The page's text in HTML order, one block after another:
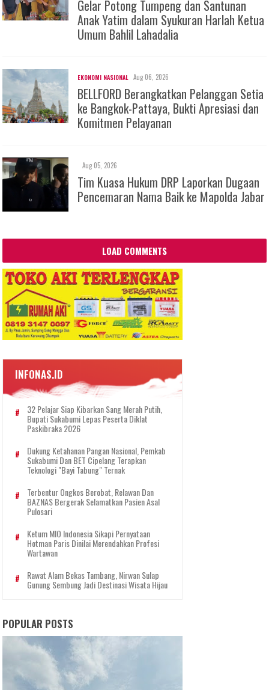
Gelar Potong Tumpeng dan Santunan
Anak Yatim dalam Syukuran Harlah Ketua
Umum Bahlil Lahadalia
EKONOMI NASIONAL Aug 06, 2026
BELLFORD Berangkatkan Pelanggan Setia
ke Bangkok-Pattaya, Bukti Apresiasi dan
Komitmen Pelayanan
Aug 05, 2026
Tim Kuasa Hukum DRP Laporkan Dugaan
Pencemaran Nama Baik ke Mapolda Jabar
LOAD COMMENTS
INFONAS.ID
32 Pelajar Siap Kibarkan Sang Merah Putih,
Bupati Sukabumi Lepas Peserta Diklat
Paskibraka 2026
Dukung Ketahanan Pangan Nasional, Pemkab
Sukabumi Dan BET Cipelang Terapkan
Teknologi "Bayi Tabung" Ternak
Terbentur Ongkos Berobat, Relawan Dan
BAZNAS Bergerak Selamatkan Pasien Asal
Pulosari
Ketum MIO Indonesia Sikapi Pernyataan
Hotman Paris Dinilai Merendahkan Profesi
Wartawan
Rawat Alam Bekas Tambang, Nirwan Sulap
Gunung Sembung Jadi Destinasi Wisata Hijau
POPULAR POSTS